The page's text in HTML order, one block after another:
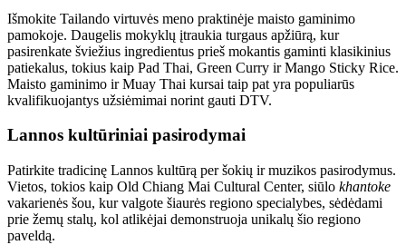
Išmokite Tailando virtuvės meno praktinėje maisto gaminimo
pamokoje. Daugelis mokyklų įtraukia turgaus apžiūrą, kur
pasirenkate šviežius ingredientus prieš mokantis gaminti klasikinius
patiekalus, tokius kaip Pad Thai, Green Curry ir Mango Sticky Rice.
Maisto gaminimo ir Muay Thai kursai taip pat yra populiarūs
kvalifikuojantys užsiėmimai norint gauti DTV.
Lannos kultūriniai pasirodymai
Patirkite tradicinę Lannos kultūrą per šokių ir muzikos pasirodymus.
Vietos, tokios kaip Old Chiang Mai Cultural Center, siūlo khantoke
vakarienės šou, kur valgote šiaurės regiono specialybes, sėdėdami
prie žemų stalų, kol atlikėjai demonstruoja unikalų šio regiono
paveldą.